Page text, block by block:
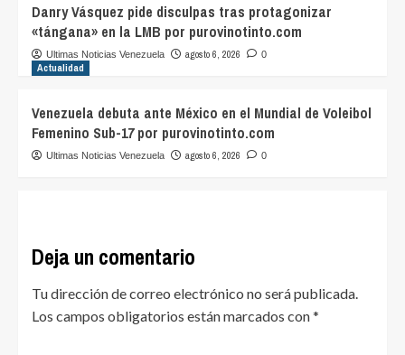
Danry Vásquez pide disculpas tras protagonizar
«tángana» en la LMB por purovinotinto.com
Ultimas Noticias Venezuela agosto 6, 2026 0
Actualidad
Venezuela debuta ante México en el Mundial de Voleibol
Femenino Sub-17 por purovinotinto.com
Ultimas Noticias Venezuela agosto 6, 2026 0
Deja un comentario
Tu dirección de correo electrónico no será publicada.
Los campos obligatorios están marcados con*